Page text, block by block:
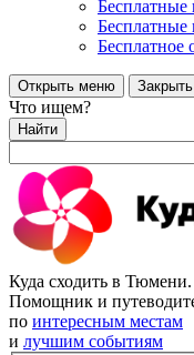
Бесплатное
Открыть меню
Что ищем?
Найти
Куда сходить в
Помощник и
по интересным местам
и лучшим событиям